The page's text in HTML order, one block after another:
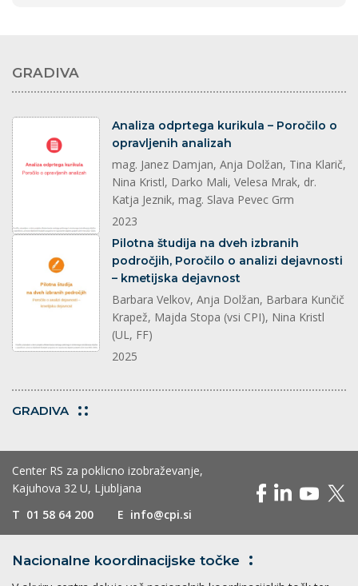
GRADIVA
dokument
Analiza odprtega kurikula – Poročilo o
opravljenih analizah
mag. Janez Damjan, Anja Dolžan, Tina Klarič,
Nina Kristl, Darko Mali, Velesa Mrak, dr.
Katja Jeznik, mag. Slava Pevec Grm
2023
dokument
Pilotna študija na dveh izbranih
področjih, Poročilo o analizi dejavnosti
– kmetijska dejavnost
Barbara Velkov, Anja Dolžan, Barbara Kunčič
Krapež, Majda Stopa (vsi CPI), Nina Kristl
(UL, FF)
2025
GRADIVA
Center RS za poklicno izobraževanje,
Kajuhova 32 U, Ljubljana
T 01 58 64 200 E info@cpi.si
Nacionalne koordinacijske točke